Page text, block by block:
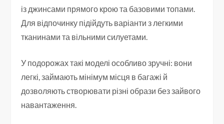
із джинсами прямого крою та базовими топами.
Для відпочинку підійдуть варіанти з легкими
тканинами та вільними силуетами.
У подорожах такі моделі особливо зручні: вони
легкі, займають мінімум місця в багажі й
дозволяють створювати різні образи без зайвого
навантаження.